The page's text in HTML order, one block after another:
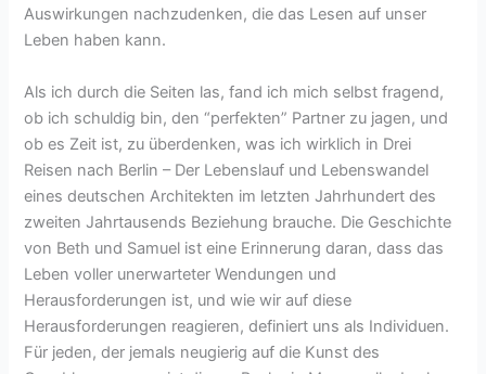
Auswirkungen nachzudenken, die das Lesen auf unser
Leben haben kann.
Als ich durch die Seiten las, fand ich mich selbst fragend,
ob ich schuldig bin, den “perfekten” Partner zu jagen, und
ob es Zeit ist, zu überdenken, was ich wirklich in Drei
Reisen nach Berlin – Der Lebenslauf und Lebenswandel
eines deutschen Architekten im letzten Jahrhundert des
zweiten Jahrtausends Beziehung brauche. Die Geschichte
von Beth und Samuel ist eine Erinnerung daran, dass das
Leben voller unerwarteter Wendungen und
Herausforderungen ist, und wie wir auf diese
Herausforderungen reagieren, definiert uns als Individuen.
Für jeden, der jemals neugierig auf die Kunst des